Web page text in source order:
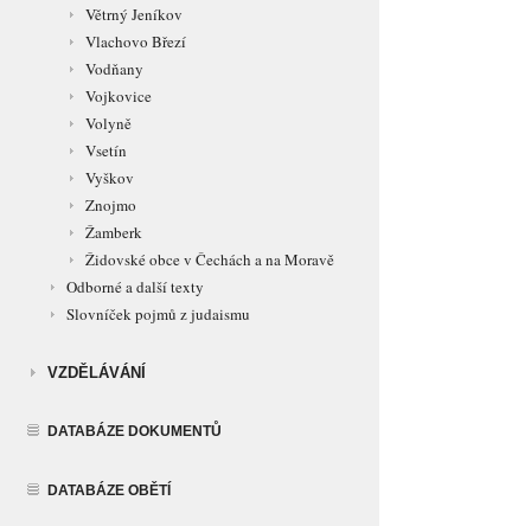
Větrný Jeníkov
Vlachovo Březí
Vodňany
Vojkovice
Volyně
Vsetín
Vyškov
Znojmo
Žamberk
Židovské obce v Čechách a na Moravě
Odborné a další texty
Slovníček pojmů z judaismu
VZDĚLÁVÁNÍ
DATABÁZE DOKUMENTŮ
DATABÁZE OBĚTÍ